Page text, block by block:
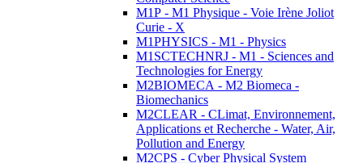
M1P - M1 Physique - Voie Irène Joliot
Curie - X
M1PHYSICS - M1 - Physics
M1SCTECHNRJ - M1 - Sciences and
Technologies for Energy
M2BIOMECA - M2 Biomeca -
Biomechanics
M2CLEAR - CLimat, Environnement,
Applications et Recherche - Water, Air,
Pollution and Energy
M2CPS - Cyber Physical System